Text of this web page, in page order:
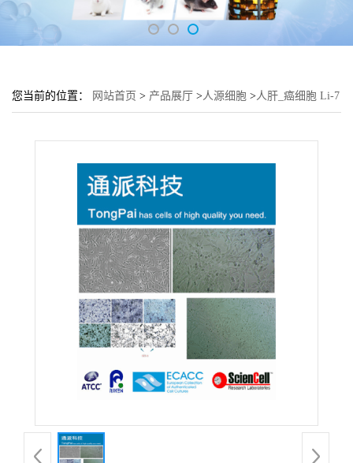
您当前的位置： 网站首页 > 产品展厅 >人源细胞 >人肝_癌细胞 Li-7